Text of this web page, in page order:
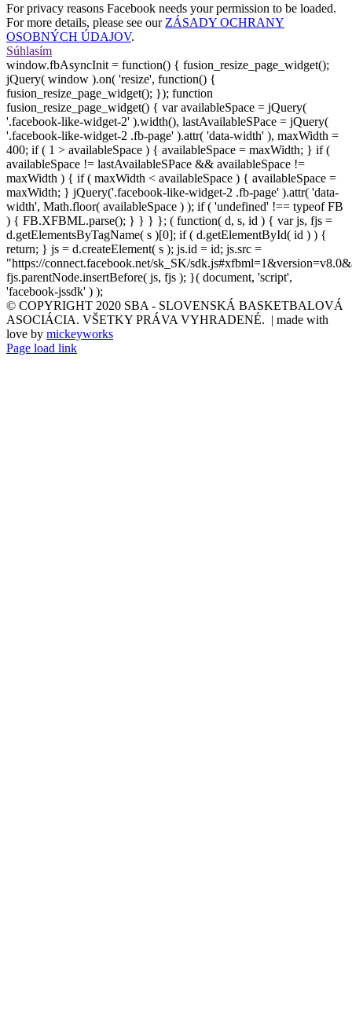
For privacy reasons Facebook needs your permission to be loaded.
For more details, please see our ZÁSADY OCHRANY
OSOBNÝCH ÚDAJOV.
Súhlasím
window.fbAsyncInit = function() { fusion_resize_page_widget();
jQuery( window ).on( 'resize', function() {
fusion_resize_page_widget(); }); function
fusion_resize_page_widget() { var availableSpace = jQuery(
'.facebook-like-widget-2' ).width(), lastAvailableSPace = jQuery(
'.facebook-like-widget-2 .fb-page' ).attr( 'data-width' ), maxWidth =
400; if ( 1 > availableSpace ) { availableSpace = maxWidth; } if (
availableSpace != lastAvailableSPace && availableSpace !=
maxWidth ) { if ( maxWidth < availableSpace ) { availableSpace =
maxWidth; } jQuery('.facebook-like-widget-2 .fb-page' ).attr( 'data-
width', Math.floor( availableSpace ) ); if ( 'undefined' !== typeof FB
) { FB.XFBML.parse(); } } } }; ( function( d, s, id ) { var js, fjs =
d.getElementsByTagName( s )[0]; if ( d.getElementById( id ) ) {
return; } js = d.createElement( s ); js.id = id; js.src =
"https://connect.facebook.net/sk_SK/
fjs.parentNode.insertBefore( js, fjs ); }( document, 'script',
'facebook-jssdk' ) );
© COPYRIGHT 2020 SBA - SLOVENSKÁ BASKETBALOVÁ
ASOCIÁCIA. VŠETKY PRÁVA VYHRADENÉ. | made with
love by mickeyworks
Page load link